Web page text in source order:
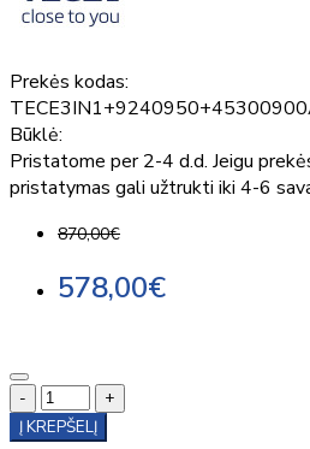
Prekės kodas:
Būklė:
Pristatome per 2-4 d.d. Jeigu
pristatymas gali užtrukti iki 4-6
870,00€
578,00€
-
+
Į KREPŠELĮ